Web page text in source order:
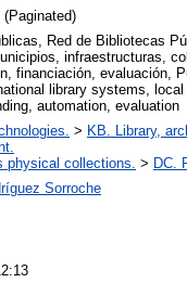
Red de Bibliotecas
infraestructuras,
financiación, evaluación,
library systems,
automation, evaluation
> KB. Library,
physical collections. > DC.
Sorroche